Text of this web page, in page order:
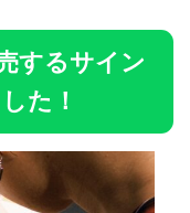
するサイン
た！